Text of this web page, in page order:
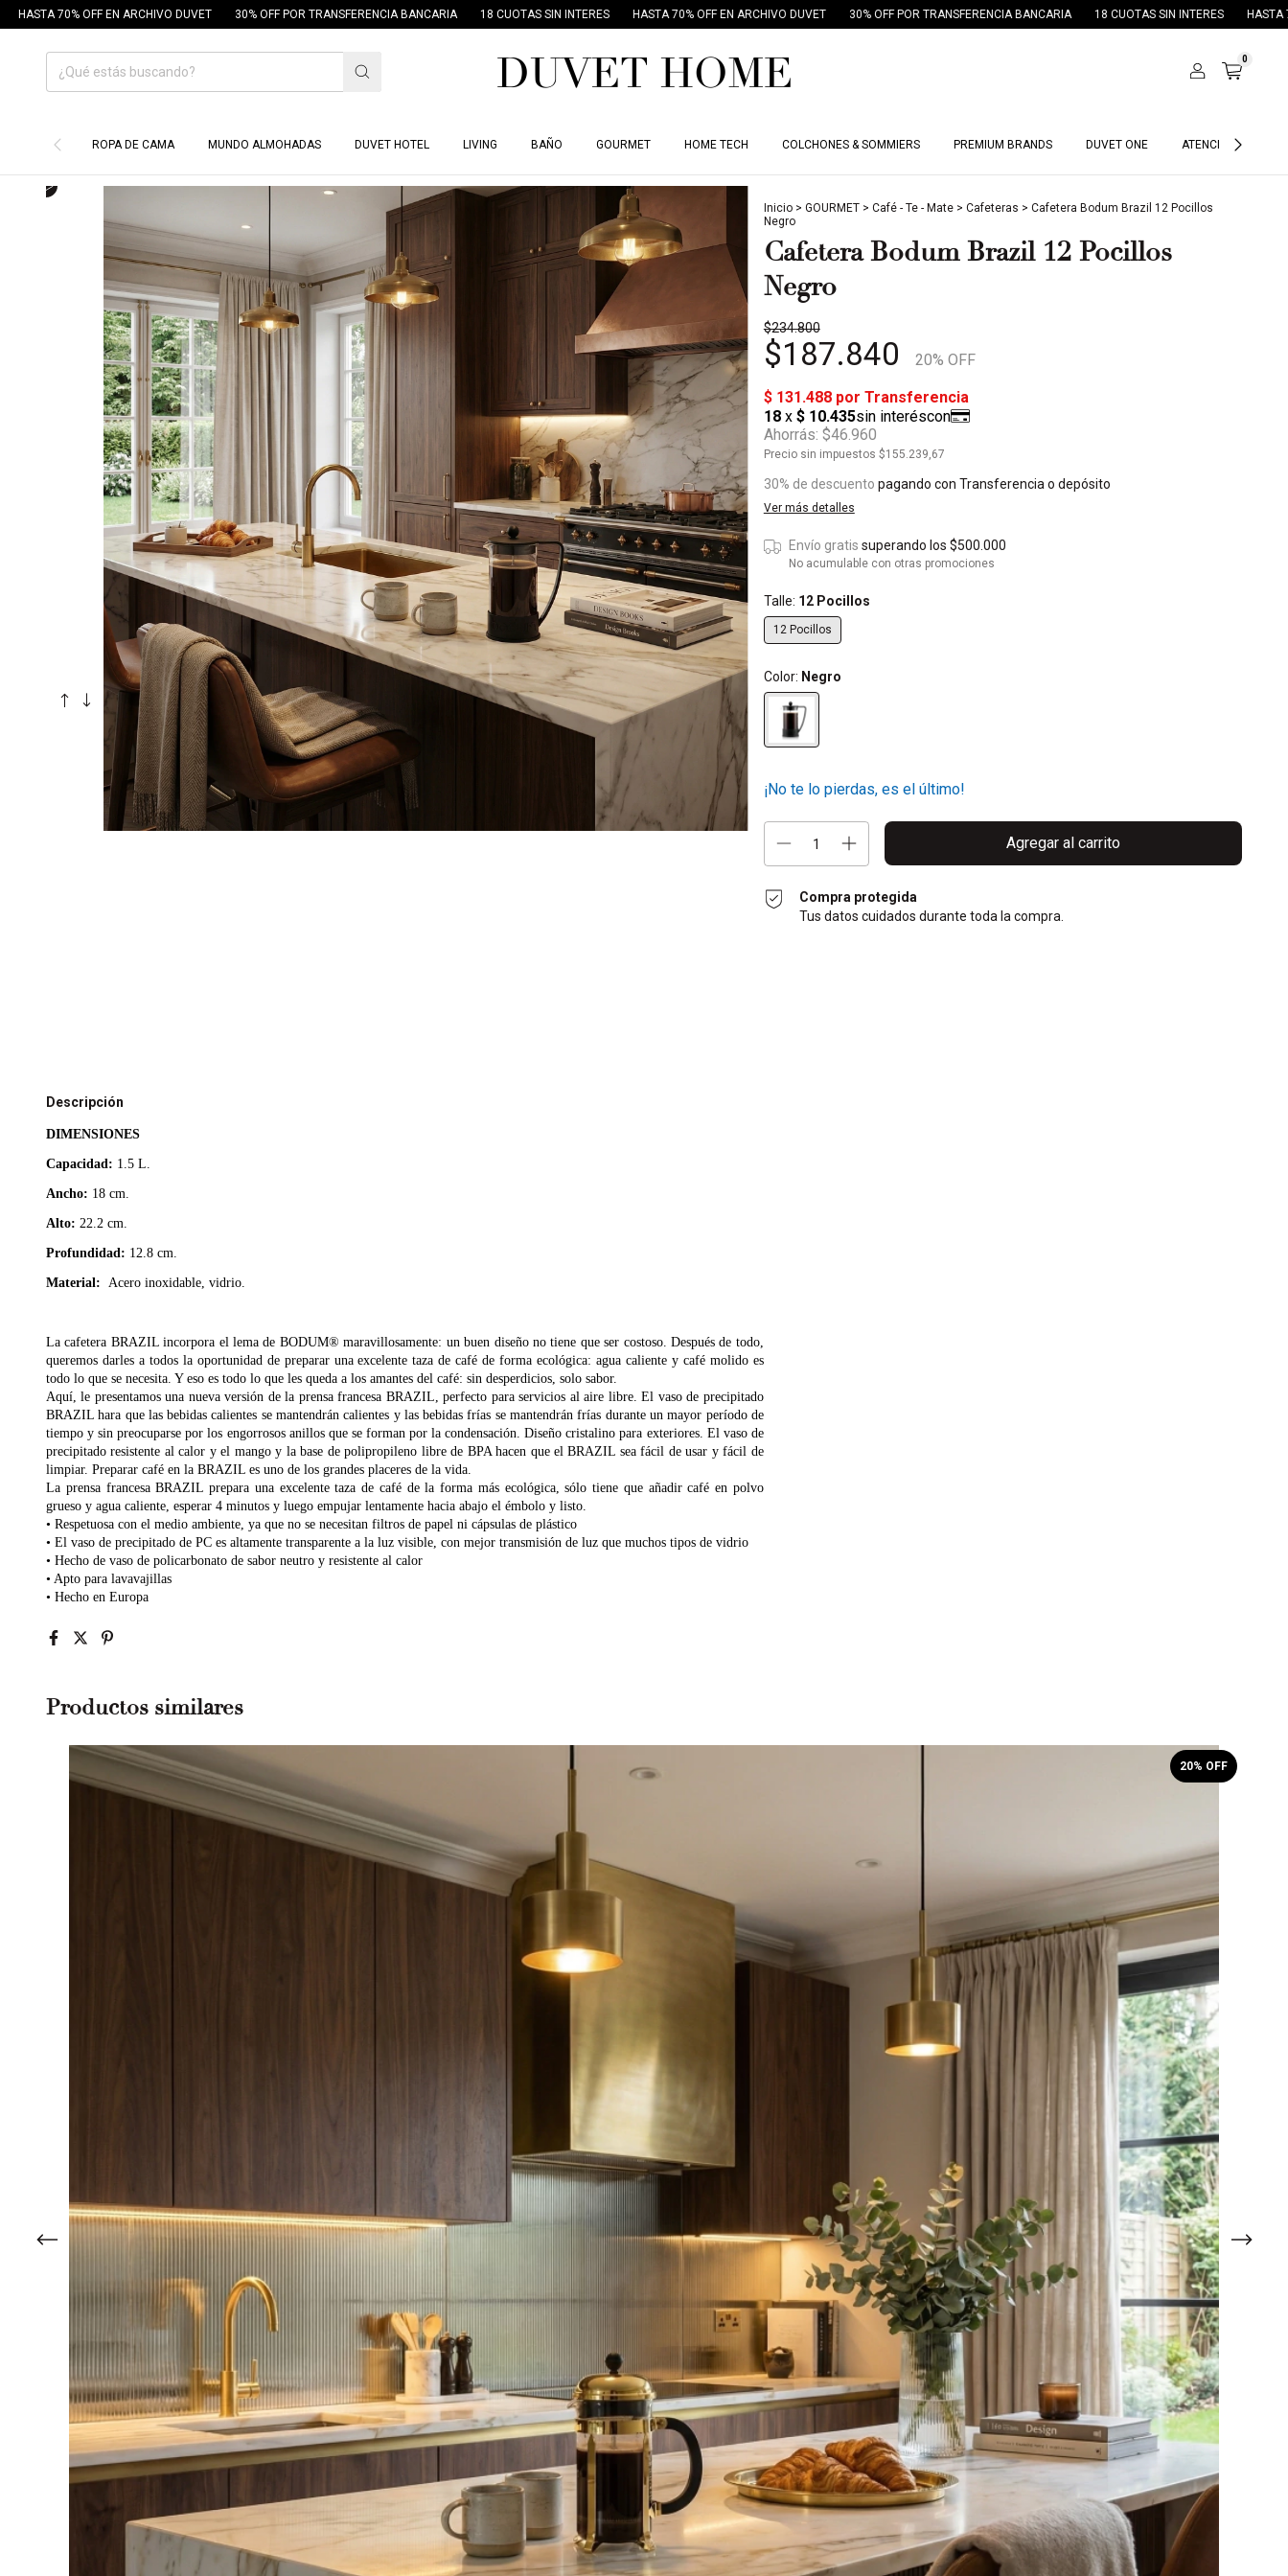
EN ARCHIVO DUVET 30% OFF POR TRANSFERENCIA BANCARIA 18 CUOTAS SIN INTERES HASTA 70% OFF EN ARCHIVO DUVET 30% OFF POR TRANSFERENCIA BANCARIA 18 CUOTAS SIN INTERES HASTA 70% OFF EN
0
ROPA DE CAMA MUNDO ALMOHADAS DUVET HOTEL LIVING BAÑO GOURMET HOME TECH COLCHONES & SOMMIERS PREMIUM BRANDS DUVET ONE ATENCIÓN HOTELES
Inicio > GOURMET > Café - Te - Mate > Cafeteras > Cafetera Bodum Brazil 12 Pocillos
Negro
Cafetera Bodum Brazil 12 Pocillos
Negro
$234.800
$187.840 20% OFF
Ahorrás: $46.960
Precio sin impuestos $155.239,67
30% de descuento pagando con Transferencia o depósito
Ver más detalles
Envío gratis superando los$500.000
No acumulable con otras promociones
Talle: 12 Pocillos
12 Pocillos
Color: Negro
¡No te lo pierdas, es el último!
Compra protegida
Tus datos cuidados durante toda la compra.
Descripción
DIMENSIONES
Capacidad: 1.5 L.
Ancho: 18 cm.
Alto: 22.2 cm.
Profundidad: 12.8 cm.
Material: Acero inoxidable, vidrio.
La cafetera BRAZIL incorpora el lema de BODUM® maravillosamente: un buen diseño no tiene que ser costoso. Después de todo,
queremos darles a todos la oportunidad de preparar una excelente taza de café de forma ecológica: agua caliente y café molido es
todo lo que se necesita. Y eso es todo lo que les queda a los amantes del café: sin desperdicios, solo sabor.
Aquí, le presentamos una nueva versión de la prensa francesa BRAZIL, perfecto para servicios al aire libre. El vaso de precipitado
BRAZIL hara que las bebidas calientes se mantendrán calientes y las bebidas frías se mantendrán frías durante un mayor período de
tiempo y sin preocuparse por los engorrosos anillos que se forman por la condensación. Diseño cristalino para exteriores. El vaso de
precipitado resistente al calor y el mango y la base de polipropileno libre de BPA hacen que el BRAZIL sea fácil de usar y fácil de
limpiar. Preparar café en la BRAZIL es uno de los grandes placeres de la vida.
La prensa francesa BRAZIL prepara una excelente taza de café de la forma más ecológica, sólo tiene que añadir café en polvo
grueso y agua caliente, esperar 4 minutos y luego empujar lentamente hacia abajo el émbolo y listo.
• Respetuosa con el medio ambiente, ya que no se necesitan filtros de papel ni cápsulas de plástico
• El vaso de precipitado de PC es altamente transparente a la luz visible, con mejor transmisión de luz que muchos tipos de vidrio
• Hecho de vaso de policarbonato de sabor neutro y resistente al calor
• Apto para lavavajillas
• Hecho en Europa
Productos similares
20% OFF